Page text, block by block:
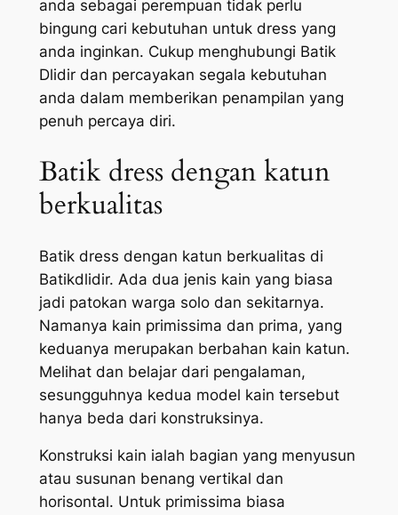
anda sebagai perempuan tidak perlu
bingung cari kebutuhan untuk dress yang
anda inginkan. Cukup menghubungi Batik
Dlidir dan percayakan segala kebutuhan
anda dalam memberikan penampilan yang
penuh percaya diri.
Batik dress dengan katun
berkualitas
Batik dress dengan katun berkualitas di
Batikdlidir. Ada dua jenis kain yang biasa
jadi patokan warga solo dan sekitarnya.
Namanya kain primissima dan prima, yang
keduanya merupakan berbahan kain katun.
Melihat dan belajar dari pengalaman,
sesungguhnya kedua model kain tersebut
hanya beda dari konstruksinya.
Konstruksi kain ialah bagian yang menyusun
atau susunan benang vertikal dan
horisontal. Untuk primissima biasa